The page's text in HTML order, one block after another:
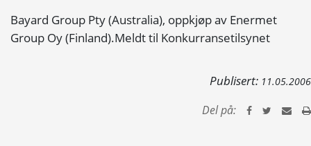
Bayard Group Pty (Australia), oppkjøp av Enermet
Group Oy (Finland).Meldt til Konkurransetilsynet
Publisert: 11.05.2006
Del på: